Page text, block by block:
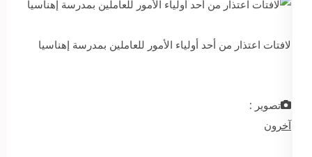
لافتات اعتذار من أحد أولياء الأمور للعاملين بمدرسة إهناسيا
تصوير :
آخرون